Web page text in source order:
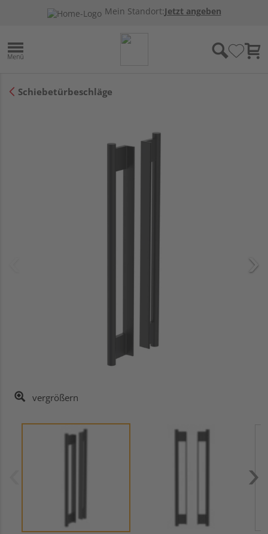
Mein Standort:Jetzt angeben
Schiebetürbeschläge
vergrößern